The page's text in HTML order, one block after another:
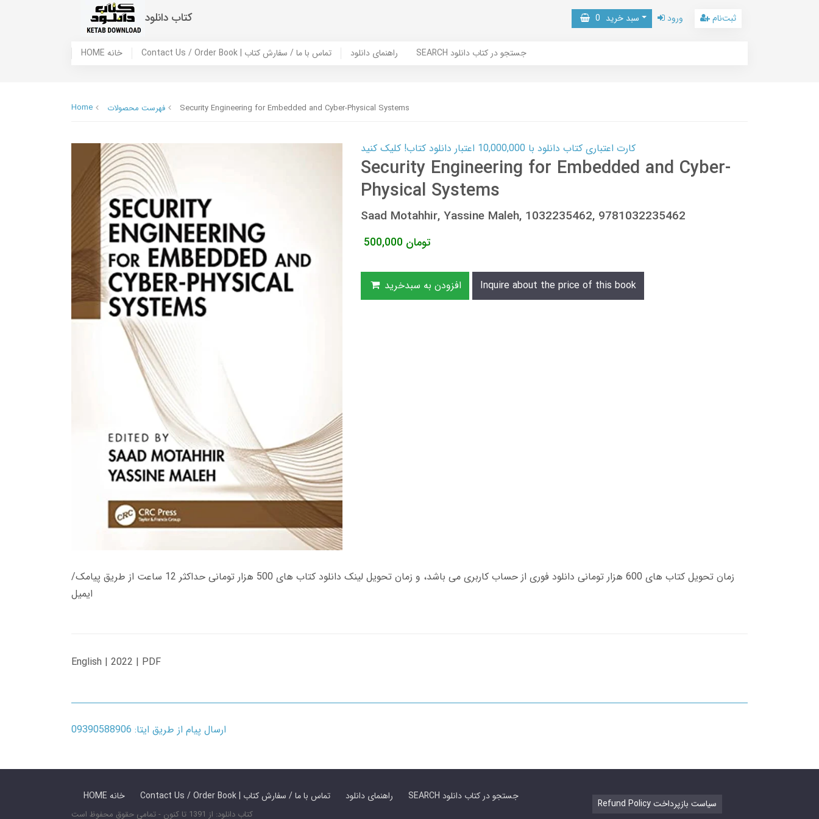
کتاب دانلود سبد خرید 0 ورود ثبت‌نام
HOME خانه Contact Us / Order Book | تماس با ما / سفارش کتاب راهنمای دانلود SEARCH جستجو در کتاب دانلود
Home فهرست محصولات Security Engineering for Embedded and Cyber-Physical Systems
کارت اعتباری کتاب دانلود با 10,000,000 اعتبار دانلود کتاب! کلیک کنید
Security Engineering for Embedded and Cyber-
Physical Systems
Saad Motahhir, Yassine Maleh, 1032235462, 9781032235462
500,000 تومان
افزودن به سبدخرید Inquire about the price of this book
زمان تحویل کتاب های 600 هزار تومانی دانلود فوری از حساب کاربری می باشد، و زمان تحویل لینک دانلود کتاب های 500 هزار تومانی حداکثر 12 ساعت از طریق پیامک/
ایمیل
English | 2022 | PDF
ارسال پیام از طریق ایتا: 09390588906
HOME خانه Contact Us / Order Book | تماس با ما / سفارش کتاب راهنمای دانلود SEARCH جستجو در کتاب دانلود
کتاب دانلود: از 1391 تا کنون - تمامی حقوق محفوظ است
Refund Policy سیاست بازپرداخت